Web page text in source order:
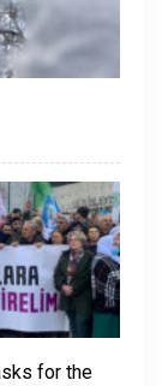
for the